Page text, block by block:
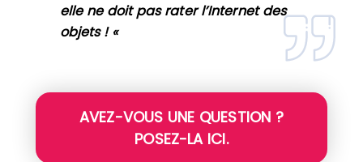
elle ne doit pas rater l’Internet des
objets ! «
AVEZ-VOUS UNE QUESTION ?
POSEZ-LA ICI.